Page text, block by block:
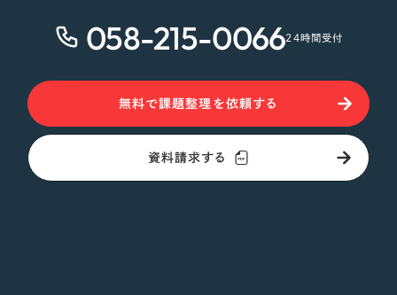
オレンジ・橙色
058-215-006624時間受付
無料で課題整理を依頼する
資料請求する